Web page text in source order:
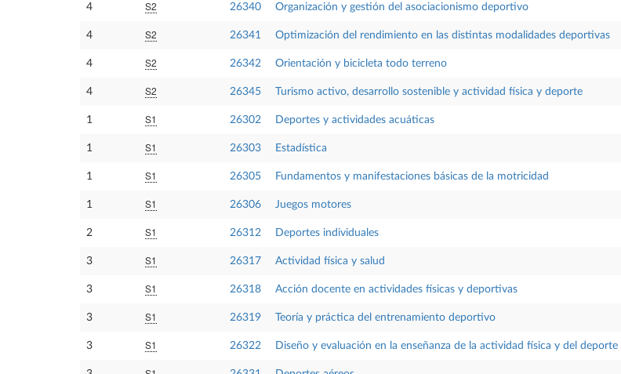
4 S2 26340 Organización y gestión del asociacionismo deportivo
4 S2 26341 Optimización del rendimiento en las distintas modalidades deportivas
4 S2 26342 Orientación y bicicleta todo terreno
4 S2 26345 Turismo activo, desarrollo sostenible y actividad física y deporte
1 S1 26302 Deportes y actividades acuáticas
1 S1 26303 Estadística
1 S1 26305 Fundamentos y manifestaciones básicas de la motricidad
1 S1 26306 Juegos motores
2 S1 26312 Deportes individuales
3 S1 26317 Actividad física y salud
3 S1 26318 Acción docente en actividades físicas y deportivas
3 S1 26319 Teoría y práctica del entrenamiento deportivo
3 S1 26322 Diseño y evaluación en la enseñanza de la actividad física y del deporte